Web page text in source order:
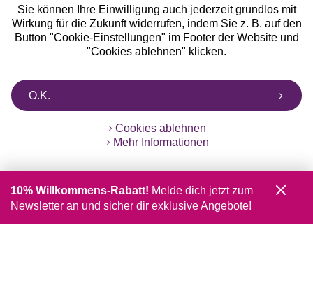
Sie können Ihre Einwilligung auch jederzeit grundlos mit
Wirkung für die Zukunft widerrufen, indem Sie z. B. auf den
Button "Cookie-Einstellungen" im Footer der Website und
"Cookies ablehnen" klicken.
O.K.
Cookies ablehnen
Mehr Informationen
10% Willkommens-Rabatt! Melde dich jetzt zum
Newsletter an und sicher dir exklusive Angebote!